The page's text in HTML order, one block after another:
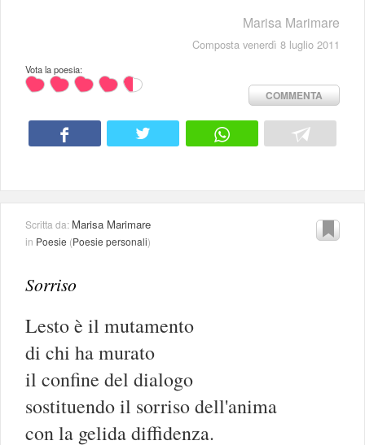
Marisa Marimare
Composta venerdì 8 luglio 2011
Vota la poesia:
COMMENTA
Scritta da: Marisa Marimare
in Poesie (Poesie personali)
Sorriso
Lesto è il mutamento
di chi ha murato
il confine del dialogo
sostituendo il sorriso dell'anima
con la gelida diffidenza.